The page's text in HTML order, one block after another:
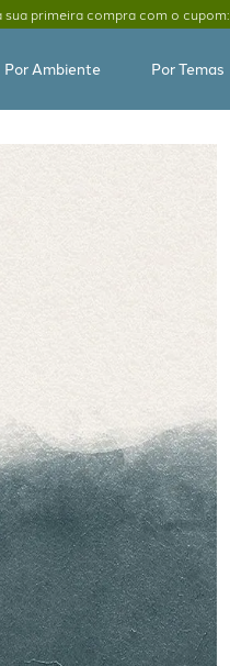
sua primeira compra com o cupom:
Por Ambiente Por Temas